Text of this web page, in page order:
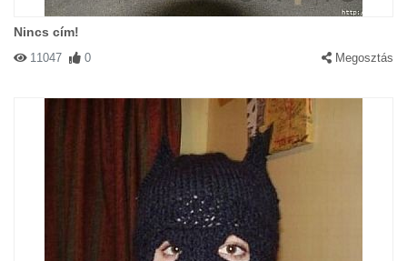
Nincs cím!
11047 0 Megosztás